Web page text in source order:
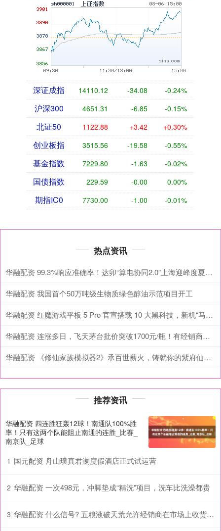
深证成指 14110.12 -34.08 -0.24%
沪深300 4651.31 -6.85 -0.15%
北证50 1122.88 +3.42 +0.30%
创业板指 3515.56 -19.58 -0.55%
基金指数 7229.80 -1.63 -0.02%
国债指数 229.59 -0.00 0.00%
期指IC0 7730.00 -1.00 -0.01%
热点资讯
华融配资 99.3%响应准确率！达卯“算电协同2.0”上海迎峰度夏完成首战验证
华融配资 我国首个50万吨级生物质绿色醇油示范项目开工
华融配资 红魔游戏平板 5 Pro 官宣搭载 10 大黑科技，新机“马上登场”
华融配资 连涨多日，飞天茅台批价突破1700元/瓶！有经销商直呼需求超出预期，这波行情能维持多久？
华融配资 《修仙家族模拟器2》承百世薪火，铸就你的紫府仙族传奇
推荐资讯
华融配资 四连胜狂轰12球！南通队100%胜
率！只有这两个队能阻止南通的连胜_比赛_
南京队_足球
1 国元配资 舟山璞真君澜度假酒店正式试运营
2 华融配资 一次498元，冲脚垫成“精洗”项目，洗车比洗澡都贵
3 华融配资 什么信号? 五粮液破天荒允许经销商在市场上收货, 可转码